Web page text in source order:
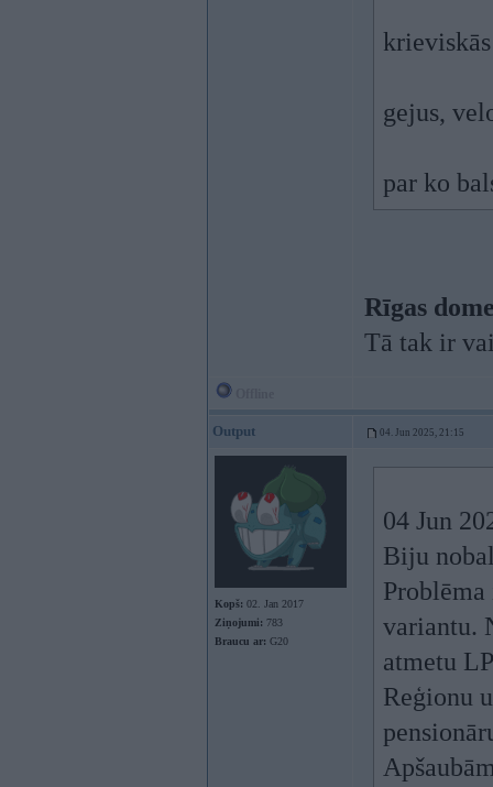
gejus,
par ko
Rīgas
Tā tak ir
Output 04. Jun 2025, 21:15
Kopš: 02. Jan 2017
Ziņojumi: 783
Braucu ar: G20
04 Jun
Biju
variantu.
atmetu
Reģionu